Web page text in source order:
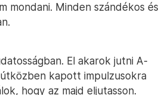
mondani. Minden szándékos és
El akarok jutni A-
kapott impulzusokra
hogy az majd eljutasson.